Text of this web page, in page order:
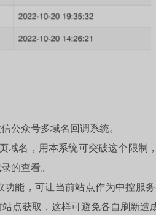
公众号多域名回调系统。
域名，用本系统可突破这个限制
的查看。
能，可让当前站点作为中控服
点获取，这样可避免各自刷新造